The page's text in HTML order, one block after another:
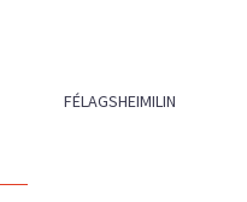
FÉLAGSHEIMILIN